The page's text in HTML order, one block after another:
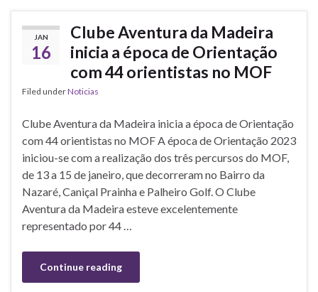
JAN
16
Clube Aventura da Madeira
inicia a época de Orientação
com 44 orientistas no MOF
Filed underNoticias
Clube Aventura da Madeira inicia a época de Orientação
com 44 orientistas no MOF A época de Orientação 2023
iniciou-se com a realização dos três percursos do MOF,
de 13 a 15 de janeiro, que decorreram no Bairro da
Nazaré, Caniçal Prainha e Palheiro Golf. O Clube
Aventura da Madeira esteve excelentemente
representado por 44 …
Continue reading